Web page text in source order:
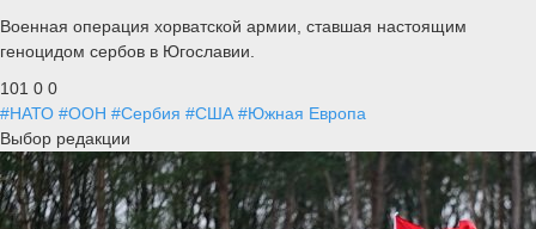
Военная операция хорватской армии, ставшая настоящим
геноцидом сербов в Югославии.
101 0 0
#НАТО #ООН #Сербия #США #Южная Европа
Выбор редакции